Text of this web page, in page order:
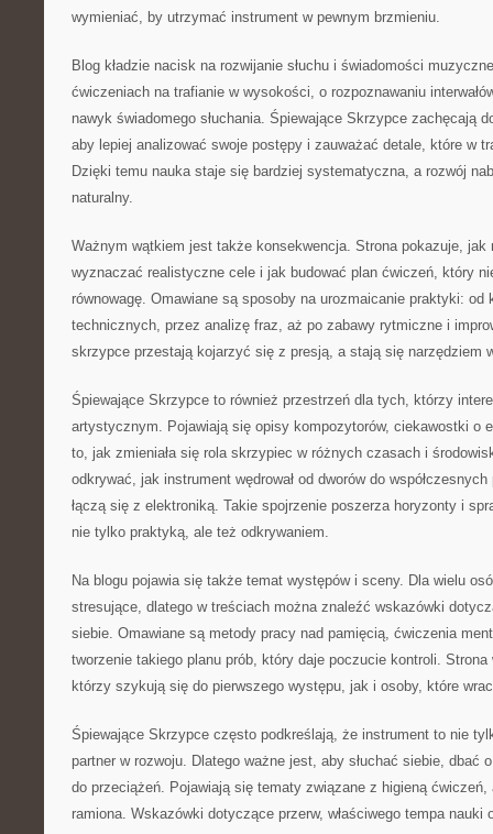
wymieniać, by utrzymać instrument w pewnym brzmieniu.
Blog kładzie nacisk na rozwijanie słuchu i świadomości
ćwiczeniach na trafianie w wysokości, o rozpoznawaniu
nawyk świadomego słuchania. Śpiewające Skrzypce zachęcają
aby lepiej analizować swoje postępy i zauważać detale, które w
Dzięki temu nauka staje się bardziej systematyczna, a rozwój
naturalny.
Ważnym wątkiem jest także konsekwencja. Strona pokazuje,
wyznaczać realistyczne cele i jak budować plan ćwiczeń, który
równowagę. Omawiane są sposoby na urozmaicanie praktyki: od
technicznych, przez analizę fraz, aż po zabawy rytmiczne i
skrzypce przestają kojarzyć się z presją, a stają się narzędziem
Śpiewające Skrzypce to również przestrzeń dla tych, którzy
artystycznym. Pojawiają się opisy kompozytorów, ciekawostki o
to, jak zmieniała się rola skrzypiec w różnych czasach i
odkrywać, jak instrument wędrował od dworów do
łączą się z elektroniką. Takie spojrzenie poszerza horyzonty i
nie tylko praktyką, ale też odkrywaniem.
Na blogu pojawia się także temat występów i sceny. Dla wielu
stresujące, dlatego w treściach można znaleźć wskazówki
siebie. Omawiane są metody pracy nad pamięcią, ćwiczenia
tworzenie takiego planu prób, który daje poczucie kontroli.
którzy szykują się do pierwszego występu, jak i osoby, które
Śpiewające Skrzypce często podkreślają, że instrument to nie
partner w rozwoju. Dlatego ważne jest, aby słuchać siebie, dbać
do przeciążeń. Pojawiają się tematy związane z higieną
ramiona. Wskazówki dotyczące przerw, właściwego tempa nauki